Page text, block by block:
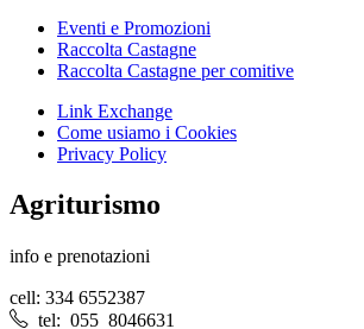
Eventi e Promozioni
Raccolta Castagne
Raccolta Castagne per comitive
Link Exchange
Come usiamo i Cookies
Privacy Policy
Agriturismo
info e prenotazioni
cell: 334 6552387
tel: 055 8046631